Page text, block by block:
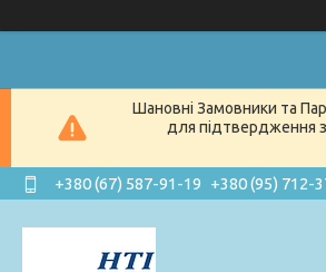
Шановні Замовники та
для підтвердження
+380 (67) 587-91-19 +380 (95) 712-